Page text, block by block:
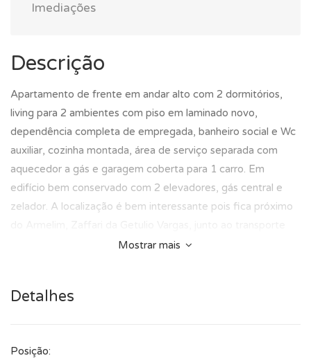
Imediações
Descrição
Apartamento de frente em andar alto com 2 dormitórios,
living para 2 ambientes com piso em laminado novo,
dependência completa de empregada, banheiro social e Wc
auxiliar, cozinha montada, área de serviço separada com
aquecedor a gás e garagem coberta para 1 carro. Em
edifício bem conservado com 2 elevadores, gás central e
zelador. A localização é bem interessante pois fica próximo
público da Érico Veríssimo e a todo comercio e serviços da
Mostrar mais
Detalhes
Posição: